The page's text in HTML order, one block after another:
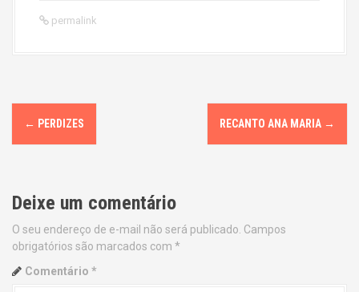
permalink
P
o
t
n
a
← PERDIZES RECANTO ANA MARIA →
Deixe um comentário
O seu endereço de e-mail não será publicado. Campos
obrigatórios são marcados com *
Comentário *